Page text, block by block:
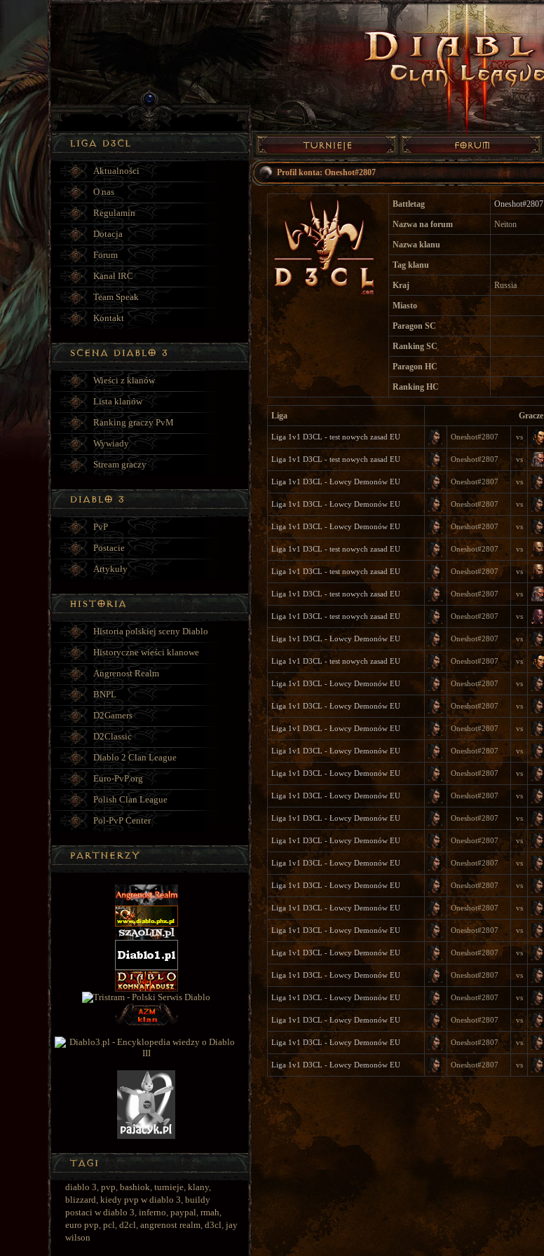
Profil konta: Oneshot#2807
Battletag Oneshot#2807
Nazwa na forum Neiton
Nazwa klanu
Tag klanu
Kraj Russia
Miasto
Paragon SC
Ranking SC
Paragon HC
Ranking HC
Liga Gracze
Liga 1v1 D3CL - test nowych zasad EU Oneshot#2807 vs
Liga 1v1 D3CL - test nowych zasad EU Oneshot#2807 vs
Liga 1v1 D3CL - Łowcy Demonów EU Oneshot#2807 vs
Liga 1v1 D3CL - Łowcy Demonów EU Oneshot#2807 vs
Liga 1v1 D3CL - Łowcy Demonów EU Oneshot#2807 vs
Liga 1v1 D3CL - test nowych zasad EU Oneshot#2807 vs
Liga 1v1 D3CL - test nowych zasad EU Oneshot#2807 vs
Liga 1v1 D3CL - test nowych zasad EU Oneshot#2807 vs
Liga 1v1 D3CL - test nowych zasad EU Oneshot#2807 vs
Liga 1v1 D3CL - Łowcy Demonów EU Oneshot#2807 vs
Liga 1v1 D3CL - test nowych zasad EU Oneshot#2807 vs
Liga 1v1 D3CL - Łowcy Demonów EU Oneshot#2807 vs
Liga 1v1 D3CL - Łowcy Demonów EU Oneshot#2807 vs
Liga 1v1 D3CL - Łowcy Demonów EU Oneshot#2807 vs
Liga 1v1 D3CL - Łowcy Demonów EU Oneshot#2807 vs
Liga 1v1 D3CL - Łowcy Demonów EU Oneshot#2807 vs
Liga 1v1 D3CL - Łowcy Demonów EU Oneshot#2807 vs
Liga 1v1 D3CL - Łowcy Demonów EU Oneshot#2807 vs
Liga 1v1 D3CL - Łowcy Demonów EU Oneshot#2807 vs
Liga 1v1 D3CL - Łowcy Demonów EU Oneshot#2807 vs
Liga 1v1 D3CL - Łowcy Demonów EU Oneshot#2807 vs
Liga 1v1 D3CL - Łowcy Demonów EU Oneshot#2807 vs
Liga 1v1 D3CL - Łowcy Demonów EU Oneshot#2807 vs
Liga 1v1 D3CL - Łowcy Demonów EU Oneshot#2807 vs
Liga 1v1 D3CL - Łowcy Demonów EU Oneshot#2807 vs
Liga 1v1 D3CL - Łowcy Demonów EU Oneshot#2807 vs
Liga 1v1 D3CL - Łowcy Demonów EU Oneshot#2807 vs
Liga 1v1 D3CL - Łowcy Demonów EU Oneshot#2807 vs
Liga 1v1 D3CL - Łowcy Demonów EU Oneshot#2807 vs
Aktualności
O nas
Regulamin
Dotacja
Forum
Kanał IRC
Team Speak
Kontakt
Wieści z klanów
Lista klanów
Ranking graczy PvM
Wywiady
Stream graczy
PvP
Postacie
Artykuły
Historia polskiej sceny Diablo
Historyczne wieści klanowe
Angrenost Realm
BNPL
D2Gamers
D2Classic
Diablo 2 Clan League
Euro-PvP.org
Polish Clan League
Pol-PvP Center
diablo 3, pvp, bashiok, turnieje, klany,
blizzard, kiedy pvp w diablo 3, buildy
postaci w diablo 3, inferno, paypal, rmah,
euro pvp, pcl, d2cl, angrenost realm, d3cl, jay
wilson